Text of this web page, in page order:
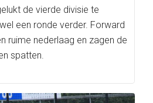
de vierde divisie te
een ronde verder. Forward
ruime nederlaag en zagen de
spatten.